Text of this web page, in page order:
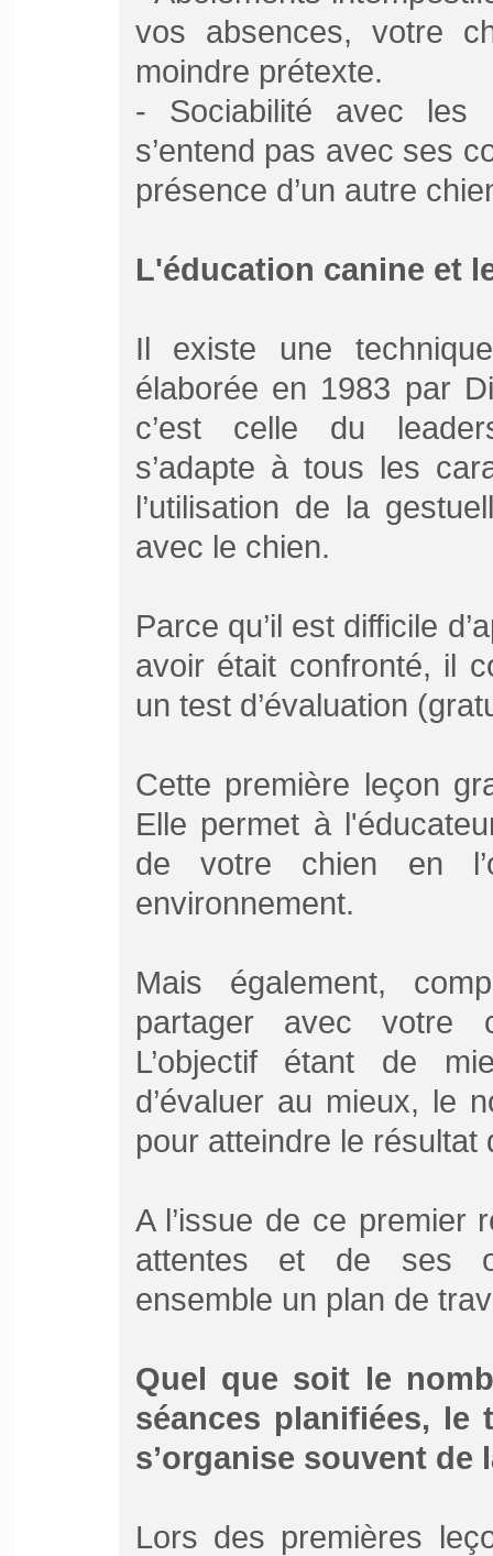
vos absences, votre
moindre prétexte.
- Sociabilité avec les
s’entend pas avec ses
présence d’un autre
L'éducation canine et
Il existe une
élaborée en 1983 par
c’est celle du
s’adapte à tous les
l’utilisation de la
avec le chien.
Parce qu’il est difficile
avoir était confronté, il
un test d’évaluation
Cette première leçon
Elle permet à
de votre chien en
environnement.
Mais également,
partager avec votre
L’objectif étant de
d’évaluer au mieux, le
pour atteindre le résultat
A l’issue de ce premier
attentes et de ses
ensemble un plan de
Quel que soit le
séances planifiées, le
s’organise souvent de
Lors des premières